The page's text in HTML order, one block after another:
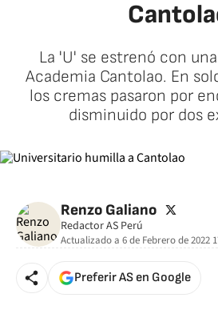
La 'U' se estrenó con
Academia Cantolao. En
los cremas pasaron por
disminuido por dos
Renzo Galiano twitter
Redactor AS Perú
Actualizado a 6 de Febrero de 2022
Preferir AS en Google